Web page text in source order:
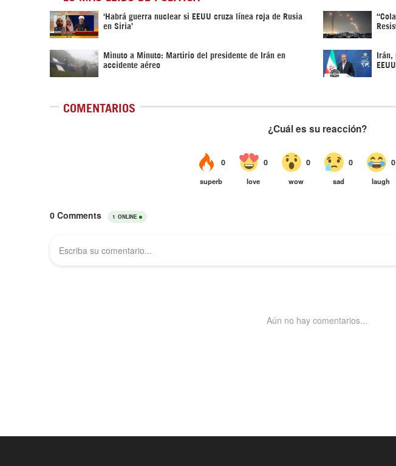
‎‘Habrá guerra nuclear si EEUU cruza línea roja de Rusia
en Siria’‎
Minuto a Minuto: Martirio del presidente de Irán en
accidente aéreo
Irán,
EEUU
COMENTARIOS